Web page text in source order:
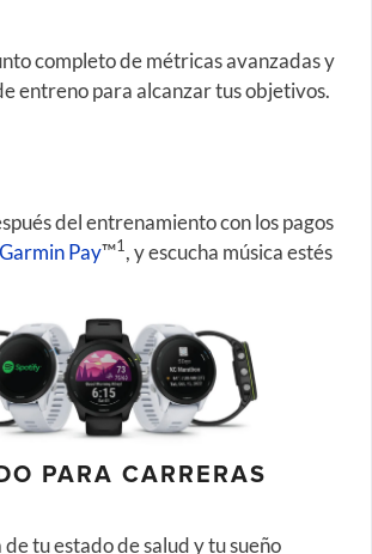
completo de métricas avanzadas y
entreno para alcanzar tus objetivos.
del entrenamiento con los pagos
Garmin Pay™1, y escucha música estés
PARA CARRERAS
tu estado de salud y tu sueño